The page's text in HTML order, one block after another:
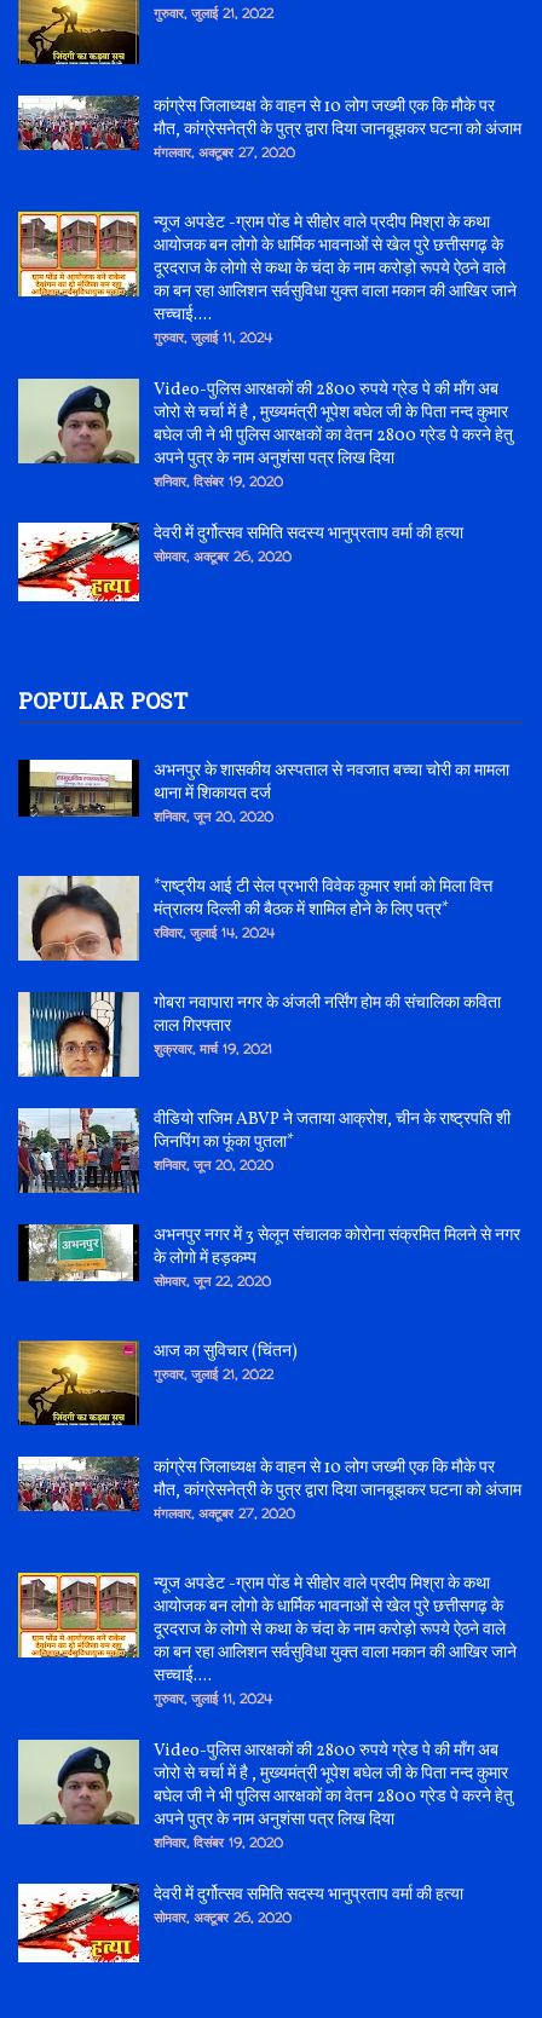
गुरुवार, जुलाई 21, 2022
कांग्रेस जिलाध्यक्ष के वाहन से 10 लोग जख्मी एक कि मौके पर
मौत, कांग्रेसनेत्री के पुत्र द्वारा दिया जानबूझकर घटना को अंजाम
मंगलवार, अक्टूबर 27, 2020
न्यूज अपडेट -ग्राम पोंड मे सीहोर वाले प्रदीप मिश्रा के कथा
आयोजक बन लोगो के धार्मिक भावनाओं से खेल पुरे छत्तीसगढ़ के
दूरदराज के लोगो से कथा के चंदा के नाम करोड़ो रूपये ऐठने वाले
का बन रहा आलिशन सर्वसुविधा युक्त वाला मकान की आखिर जाने
सच्चाई....
गुरुवार, जुलाई 11, 2024
Video-पुलिस आरक्षकों की 2800 रुपये ग्रेड पे की माँग अब
जोरो से चर्चा में है , मुख्यमंत्री भूपेश बघेल जी के पिता नन्द कुमार
बघेल जी ने भी पुलिस आरक्षकों का वेतन 2800 ग्रेड पे करने हेतु
अपने पुत्र के नाम अनुशंसा पत्र लिख दिया
शनिवार, दिसंबर 19, 2020
देवरी में दुर्गोत्सव समिति सदस्य भानुप्रताप वर्मा की हत्या
सोमवार, अक्टूबर 26, 2020
POPULAR POST
अभनपुर के शासकीय अस्पताल से नवजात बच्चा चोरी का मामला
थाना में शिकायत दर्ज
शनिवार, जून 20, 2020
*राष्ट्रीय आई टी सेल प्रभारी विवेक कुमार शर्मा को मिला वित्त
मंत्रालय दिल्ली की बैठक में शामिल होने के लिए पत्र*
रविवार, जुलाई 14, 2024
गोबरा नवापारा नगर के अंजली नर्सिंग होम की संचालिका कविता
लाल गिरफ्तार
शुक्रवार, मार्च 19, 2021
वीडियो राजिम ABVP ने जताया आक्रोश, चीन के राष्ट्रपति शी
जिनपिंग का फूंका पुतला*
शनिवार, जून 20, 2020
अभनपुर नगर में 3 सेलून संचालक कोरोना संक्रमित मिलने से नगर
के लोगो में हड़कम्प
सोमवार, जून 22, 2020
आज का सुविचार (चिंतन)
गुरुवार, जुलाई 21, 2022
कांग्रेस जिलाध्यक्ष के वाहन से 10 लोग जख्मी एक कि मौके पर
मौत, कांग्रेसनेत्री के पुत्र द्वारा दिया जानबूझकर घटना को अंजाम
मंगलवार, अक्टूबर 27, 2020
न्यूज अपडेट -ग्राम पोंड मे सीहोर वाले प्रदीप मिश्रा के कथा
आयोजक बन लोगो के धार्मिक भावनाओं से खेल पुरे छत्तीसगढ़ के
दूरदराज के लोगो से कथा के चंदा के नाम करोड़ो रूपये ऐठने वाले
का बन रहा आलिशन सर्वसुविधा युक्त वाला मकान की आखिर जाने
सच्चाई....
गुरुवार, जुलाई 11, 2024
Video-पुलिस आरक्षकों की 2800 रुपये ग्रेड पे की माँग अब
जोरो से चर्चा में है , मुख्यमंत्री भूपेश बघेल जी के पिता नन्द कुमार
बघेल जी ने भी पुलिस आरक्षकों का वेतन 2800 ग्रेड पे करने हेतु
अपने पुत्र के नाम अनुशंसा पत्र लिख दिया
शनिवार, दिसंबर 19, 2020
देवरी में दुर्गोत्सव समिति सदस्य भानुप्रताप वर्मा की हत्या
सोमवार, अक्टूबर 26, 2020